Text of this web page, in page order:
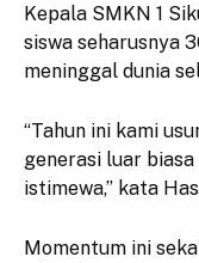
Kepala SMKN 1
siswa seharusnya
meninggal dunia
“Tahun ini kami
generasi luar
istimewa,” kata
Momentum ini